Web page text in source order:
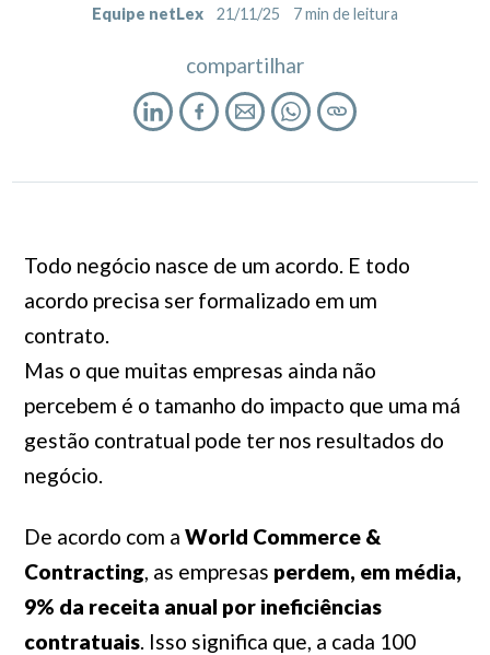
Equipe netLex 21/11/25 7min de leitura
compartilhar
Todo negócio nasce de um acordo. E todo
acordo precisa ser formalizado em um
contrato.
Mas o que muitas empresas ainda não
percebem é o tamanho do impacto que uma má
gestão contratual pode ter nos resultados do
negócio.
De acordo com a World Commerce &
Contracting, as empresas perdem, em média,
9% da receita anual por ineficiências
contratuais. Isso significa que, a cada 100